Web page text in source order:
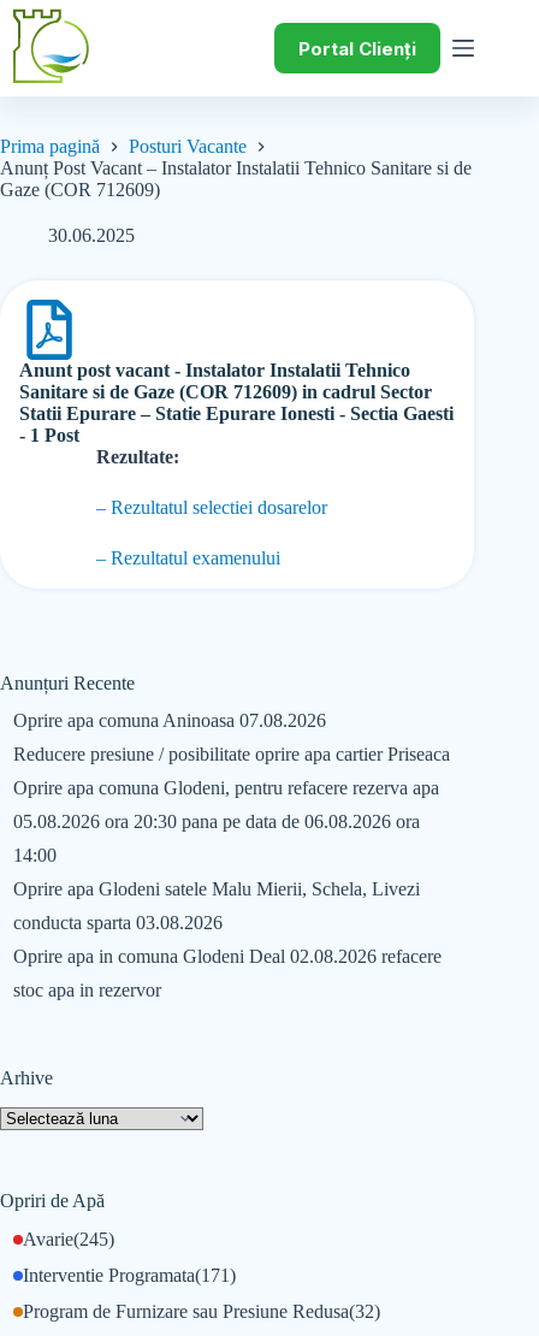
Portal Clienți
Prima pagină
Posturi Vacante
Anunț Post Vacant – Instalator Instalatii Tehnico Sanitare si de
Gaze (COR 712609)
30.06.2025
Anunt post vacant - Instalator Instalatii Tehnico
Sanitare si de Gaze (COR 712609) in cadrul Sector
Statii Epurare – Statie Epurare Ionesti - Sectia Gaesti
- 1 Post
Rezultate:
– Rezultatul selectiei dosarelor
– Rezultatul examenului
Anunțuri Recente
Oprire apa comuna Aninoasa 07.08.2026
Reducere presiune / posibilitate oprire apa cartier Priseaca
Oprire apa comuna Glodeni, pentru refacere rezerva apa
05.08.2026 ora 20:30 pana pe data de 06.08.2026 ora
14:00
Oprire apa Glodeni satele Malu Mierii, Schela, Livezi
conducta sparta 03.08.2026
Oprire apa in comuna Glodeni Deal 02.08.2026 refacere
stoc apa in rezervor
Arhive
Opriri de Apă
Avarie(245)
Interventie Programata(171)
Program de Furnizare sau Presiune Redusa(32)